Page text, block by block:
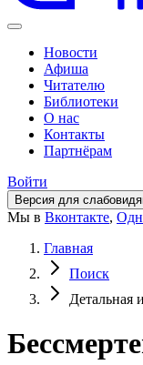
Новости
Афиша
Читателю
Библиотеки
О нас
Контакты
Партнёрам
Войти
Версия для
Мы в Вконтакте,
Главная
Поиск
Детальная